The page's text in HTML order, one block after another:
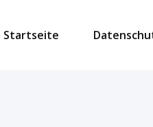
Startseite